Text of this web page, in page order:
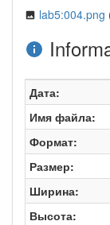
lab5:004.png
Дата:
Имя файла:
Формат:
Размер:
Ширина:
Высота: